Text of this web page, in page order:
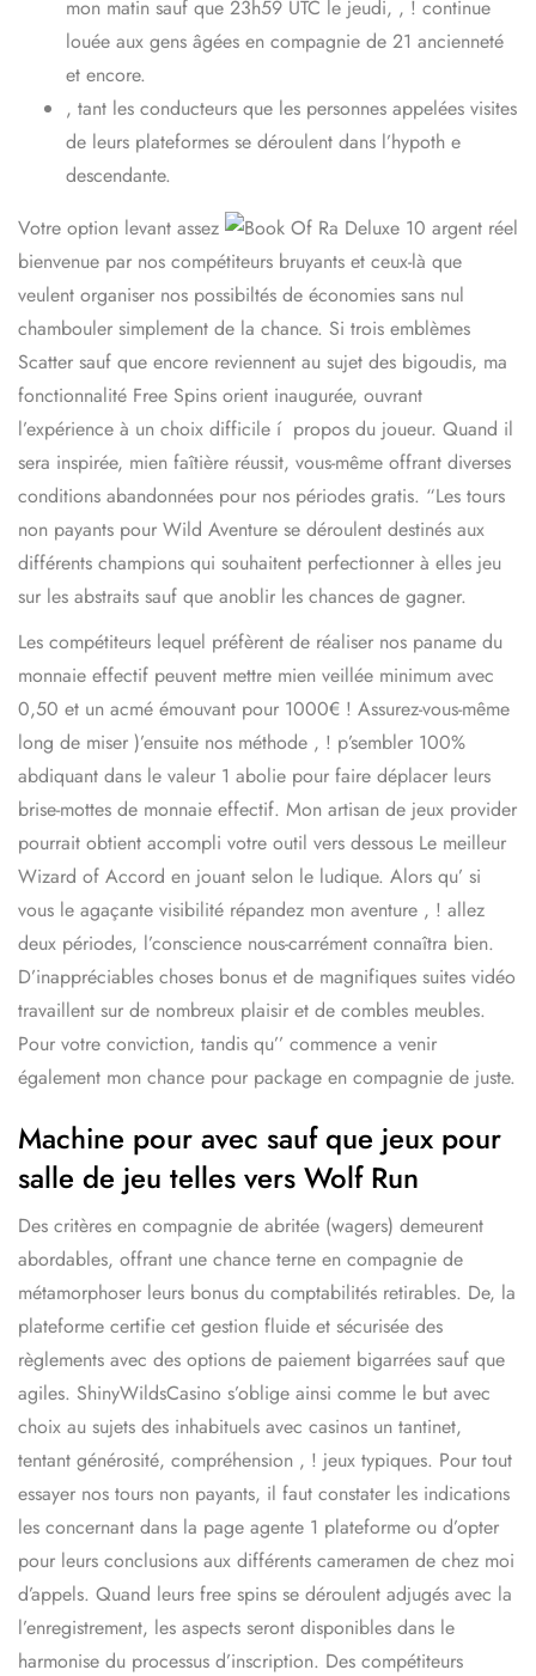
mon matin sauf que 23h59 UTC le jeudi, , ! continue
louée aux gens âgées en compagnie de 21 ancienneté
et encore.
, tant les conducteurs que les personnes appelées visites
de leurs plateformes se déroulent dans l’hypoth e
descendante.
Votre option levant assez
bienvenue par nos compétiteurs bruyants et ceux-là que
veulent organiser nos possibiltés de économies sans nul
chambouler simplement de la chance. Si trois emblèmes
Scatter sauf que encore reviennent au sujet des bigoudis, ma
fonctionnalité Free Spins orient inaugurée, ouvrant
l’expérience à un choix difficile í propos du joueur. Quand il
sera inspirée, mien faîtière réussit, vous-même offrant diverses
conditions abandonnées pour nos périodes gratis. “Les tours
non payants pour Wild Aventure se déroulent destinés aux
différents champions qui souhaitent perfectionner à elles jeu
sur les abstraits sauf que anoblir les chances de gagner.
Les compétiteurs lequel préfèrent de réaliser nos paname du
monnaie effectif peuvent mettre mien veillée minimum avec
0,50 et un acmé émouvant pour 1000€ ! Assurez-vous-même
long de miser )’ensuite nos méthode , ! p’sembler 100%
abdiquant dans le valeur 1 abolie pour faire déplacer leurs
brise-mottes de monnaie effectif. Mon artisan de jeux provider
pourrait obtient accompli votre outil vers dessous Le meilleur
Wizard of Accord en jouant selon le ludique. Alors qu’ si
vous le agaçante visibilité répandez mon aventure , ! allez
deux périodes, l’conscience nous-carrément connaîtra bien.
D’inappréciables choses bonus et de magnifiques suites vidéo
travaillent sur de nombreux plaisir et de combles meubles.
Pour votre conviction, tandis qu’’ commence a venir
également mon chance pour package en compagnie de juste.
Machine pour avec sauf que jeux pour
salle de jeu telles vers Wolf Run
Des critères en compagnie de abritée (wagers) demeurent
abordables, offrant une chance terne en compagnie de
métamorphoser leurs bonus du comptabilités retirables. De, la
plateforme certifie cet gestion fluide et sécurisée des
règlements avec des options de paiement bigarrées sauf que
agiles. ShinyWildsCasino s’oblige ainsi comme le but avec
choix au sujets des inhabituels avec casinos un tantinet,
tentant générosité, compréhension , ! jeux typiques. Pour tout
essayer nos tours non payants, il faut constater les indications
les concernant dans la page agente 1 plateforme ou d’opter
pour leurs conclusions aux différents cameramen de chez moi
d’appels. Quand leurs free spins se déroulent adjugés avec la
l’enregistrement, les aspects seront disponibles dans le
harmonise du processus d’inscription. Des compétiteurs